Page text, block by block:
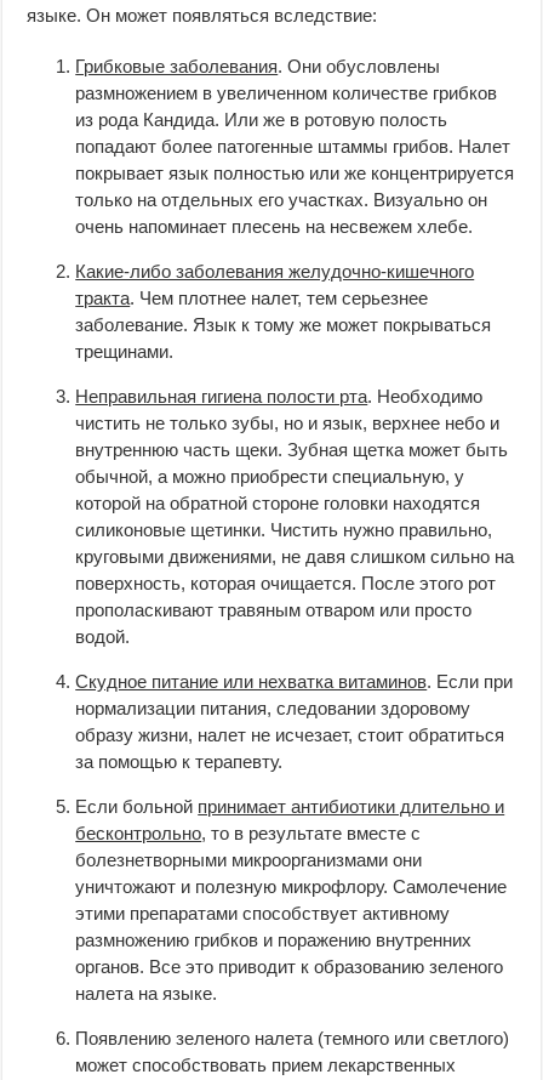
языке. Он может появляться вследствие:
Грибковые заболевания. Они обусловлены
размножением в увеличенном количестве грибков
из рода Кандида. Или же в ротовую полость
попадают более патогенные штаммы грибов. Налет
покрывает язык полностью или же концентрируется
только на отдельных его участках. Визуально он
очень напоминает плесень на несвежем хлебе.
Какие-либо заболевания желудочно-кишечного
тракта. Чем плотнее налет, тем серьезнее
заболевание. Язык к тому же может покрываться
трещинами.
Неправильная гигиена полости рта. Необходимо
чистить не только зубы, но и язык, верхнее небо и
внутреннюю часть щеки. Зубная щетка может быть
обычной, а можно приобрести специальную, у
которой на обратной стороне головки находятся
силиконовые щетинки. Чистить нужно правильно,
круговыми движениями, не давя слишком сильно на
поверхность, которая очищается. После этого рот
прополаскивают травяным отваром или просто
водой.
Скудное питание или нехватка витаминов. Если при
нормализации питания, следовании здоровому
образу жизни, налет не исчезает, стоит обратиться
за помощью к терапевту.
Если больной принимает антибиотики длительно и
бесконтрольно, то в результате вместе с
болезнетворными микроорганизмами они
уничтожают и полезную микрофлору. Самолечение
этими препаратами способствует активному
размножению грибков и поражению внутренних
органов. Все это приводит к образованию зеленого
налета на языке.
Появлению зеленого налета (темного или светлого)
может способствовать прием лекарственных